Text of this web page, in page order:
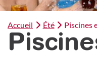
Accueil Été Piscines